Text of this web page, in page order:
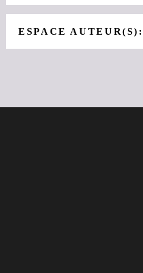
ESPACE AUTEUR(S):